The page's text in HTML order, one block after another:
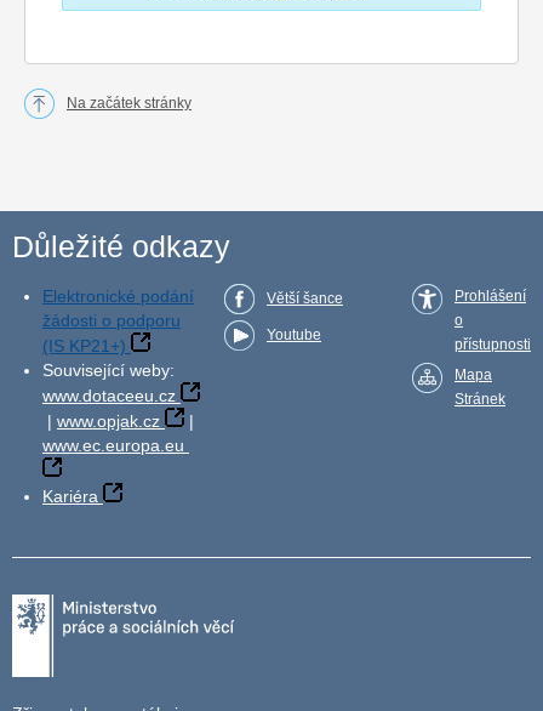
Na začátek stránky
Důležité odkazy
Elektronické podání
žádosti o podporu
(IS KP21+)
Související weby:
www.dotaceeu.cz
| www.opjak.cz
|
www.ec.europa.eu
Kariéra
Větší šance
Youtube
Prohlášení
o
přístupnosti
Mapa
Stránek